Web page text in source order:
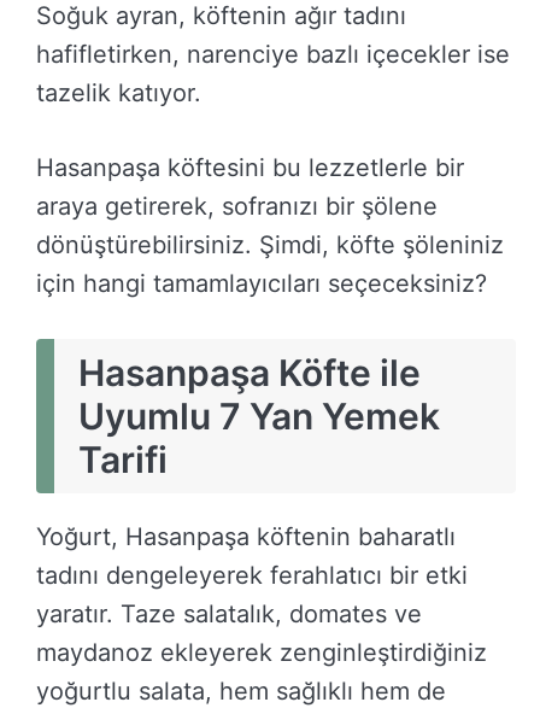
Soğuk ayran, köftenin ağır tadını
hafifletirken, narenciye bazlı içecekler ise
tazelik katıyor.
Hasanpaşa köftesini bu lezzetlerle bir
araya getirerek, sofranızı bir şölene
dönüştürebilirsiniz. Şimdi, köfte şöleniniz
için hangi tamamlayıcıları seçeceksiniz?
Hasanpaşa Köfte ile
Uyumlu 7 Yan Yemek
Tarifi
Yoğurt, Hasanpaşa köftenin baharatlı
tadını dengeleyerek ferahlatıcı bir etki
yaratır. Taze salatalık, domates ve
maydanoz ekleyerek zenginleştirdiğiniz
yoğurtlu salata, hem sağlıklı hem de